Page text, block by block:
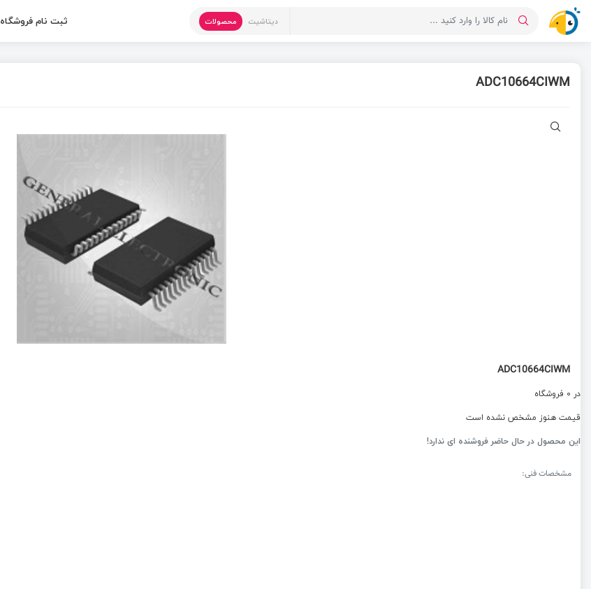
دیتاشیت محصولات ثبت نام فروشگاه
ADC10664CIWM
ADC10664CIWM
در 0 فروشگاه
قیمت هنوز مشخص نشده است
این محصول در حال حاضر فروشنده ای ندارد!
مشخصات فنی: